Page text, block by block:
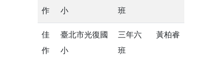
作
小
班
佳
作
臺北市光復國
小
三年六
班
黃柏睿